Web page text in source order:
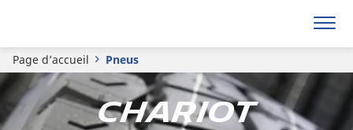
Page d’accueil Pneus
Chariot